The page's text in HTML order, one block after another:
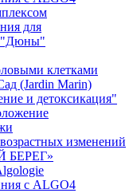
для
"Дюны"
клетками
(Jardin Marin)
и детоксикация"
изменений
БЕРЕГ»
с ALGO4